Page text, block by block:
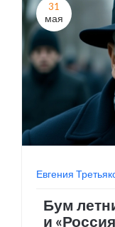
31
мая
Евгения
Бум
и